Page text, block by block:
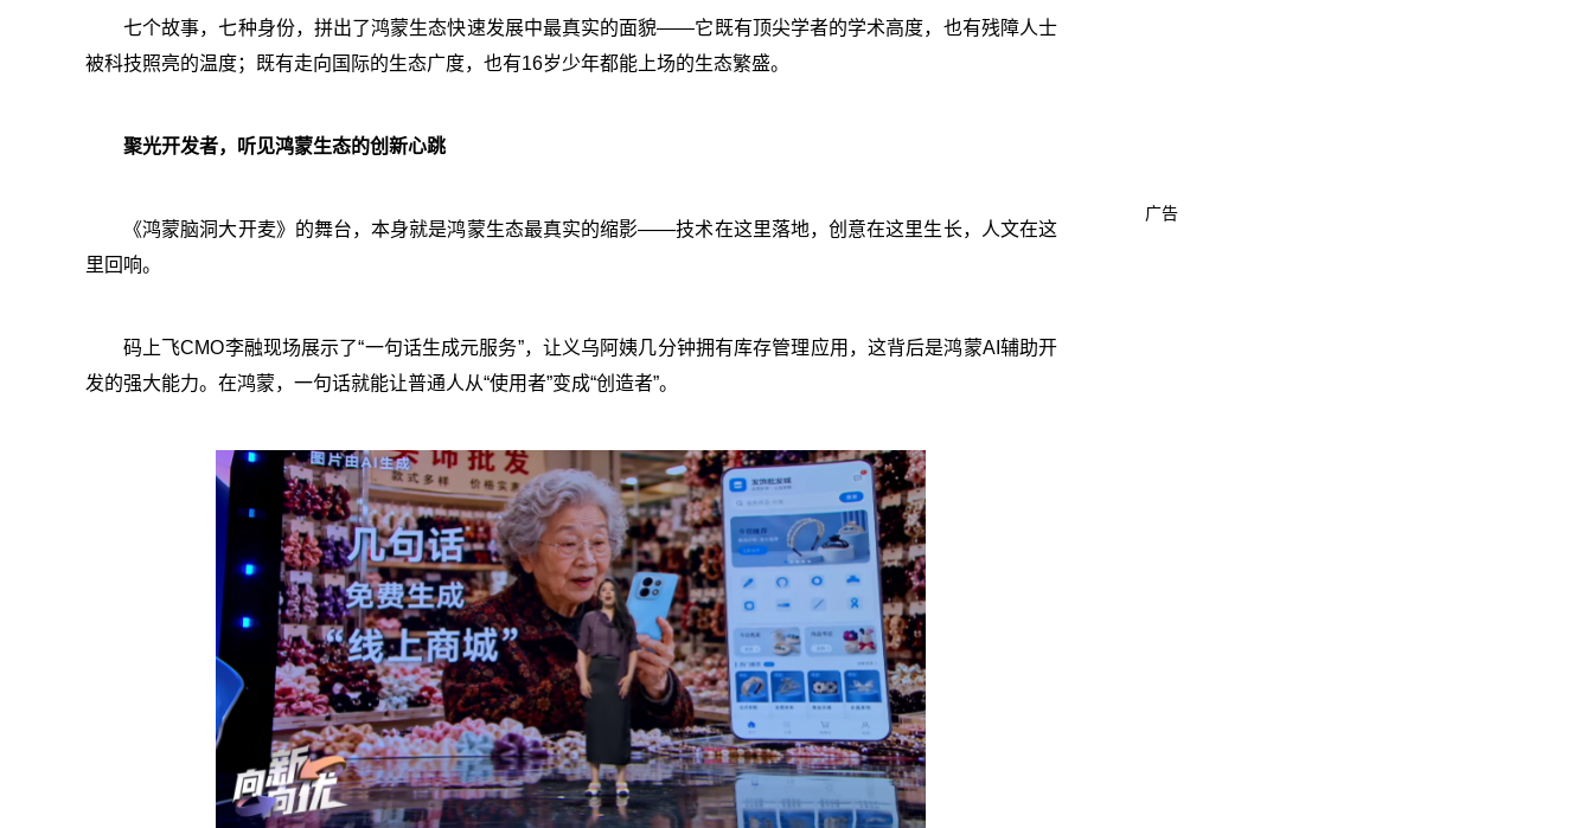
七个故事，七种身份，拼出了鸿蒙生态快速发展中最真实的面貌——它既有顶尖学者的学术高度，也有残障人士
被科技照亮的温度；既有走向国际的生态广度，也有16岁少年都能上场的生态繁盛。
聚光开发者，听见鸿蒙生态的创新心跳
《鸿蒙脑洞大开麦》的舞台，本身就是鸿蒙生态最真实的缩影——技术在这里落地，创意在这里生长，人文在这
里回响。
码上飞CMO李融现场展示了“一句话生成元服务”，让义乌阿姨几分钟拥有库存管理应用，这背后是鸿蒙AI辅助开
发的强大能力。在鸿蒙，一句话就能让普通人从“使用者”变成“创造者”。
广告